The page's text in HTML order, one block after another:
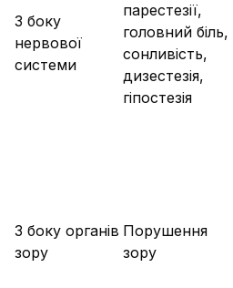
З боку
нервової
системи
парестезії,
головний біль,
сонливість,
дизестезія,
гіпостезія
З боку органів
зору
Порушення
зору